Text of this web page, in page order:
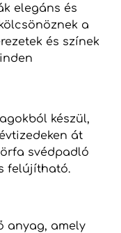
elegáns és
a
és színek
készül,
át
svédpadló
felújítható.
anyag, amely